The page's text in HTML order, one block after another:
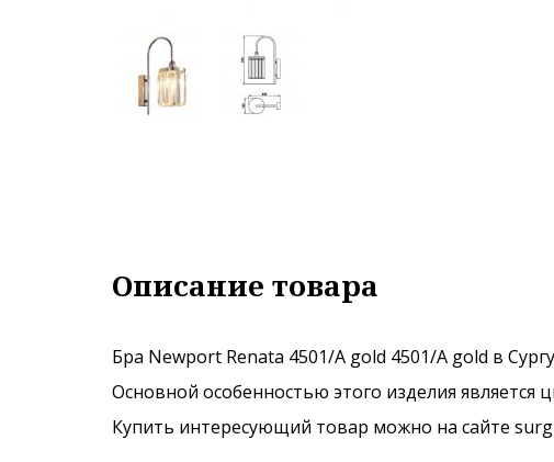
Описание товара
Бра Newport Renata 4501/A gold 4501/A gold в
Основной особенностью этого изделия
Купить интересующий товар можно на сайте